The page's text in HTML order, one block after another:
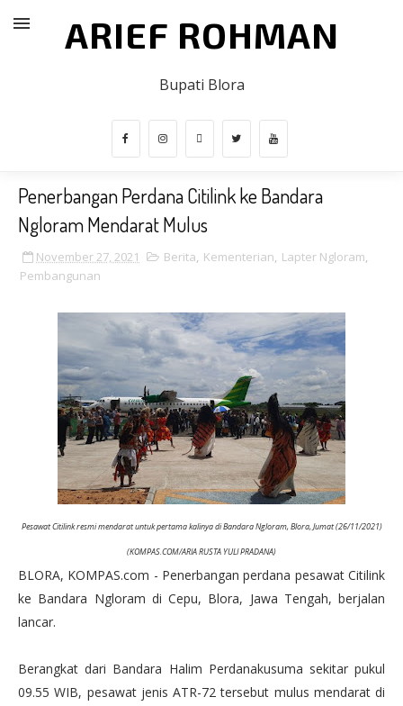
ARIEF ROHMAN
Bupati Blora
Penerbangan Perdana Citilink ke Bandara
Ngloram Mendarat Mulus
November 27, 2021 Berita, Kementerian, Lapter Ngloram,
Pembangunan
Pesawat Citilink resmi mendarat untuk pertama kalinya di Bandara Ngloram, Blora, Jumat (26/11/2021)
(KOMPAS.COM/ARIA RUSTA YULI PRADANA)
BLORA, KOMPAS.com - Penerbangan perdana pesawat Citilink
ke Bandara Ngloram di Cepu, Blora, Jawa Tengah, berjalan
lancar.
Berangkat dari Bandara Halim Perdanakusuma sekitar pukul
09.55 WIB, pesawat jenis ATR-72 tersebut mulus mendarat di